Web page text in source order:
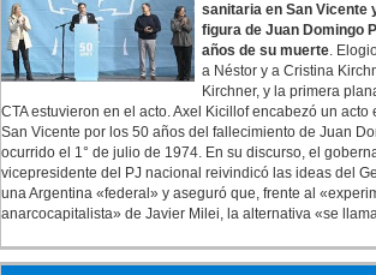
sanitaria en San Vicente
figura de Juan Domingo
años de su muerte.
a Néstor y a Cristina
Kirchner, y la primera
CTA estuvieron en el acto. Axel Kicillof encabezó un acto
San Vicente por los 50 años del fallecimiento de Juan
ocurrido el 1° de julio de 1974. En su discurso, el
vicepresidente del PJ nacional reivindicó las ideas del
una Argentina «federal» y aseguró que, frente al
anarcocapitalista» de Javier Milei, la alternativa «se